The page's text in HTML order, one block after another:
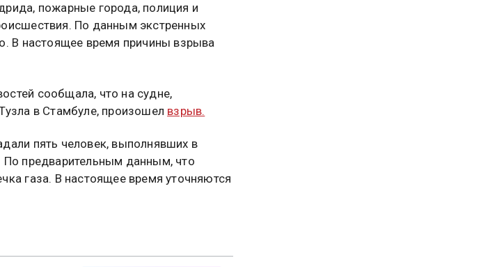
пожарные города, полиция и
По данным экстренных
В настоящее время причины взрыва
сообщала, что на судне,
в Стамбуле, произошел взрыв.
пять человек, выполнявших в
предварительным данным, что
газа. В настоящее время уточняются